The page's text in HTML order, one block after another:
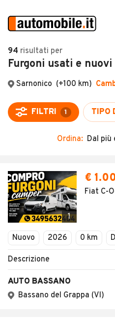
Auto
Auto usate
Auto Km 0
Auto Nuove
Noleggio a lungo
Moto
Camper
Veicoli Commerciali
Concessionari
VENDI
MAGAZINE
ACCEDI
94 risultati per
Furgoni usati e
Ordina: Dal più
1
€
Fiat C-
Nuovo 2026 0 km
Descrizione
AUTO BASSANO
Bassano del Grappa (VI)